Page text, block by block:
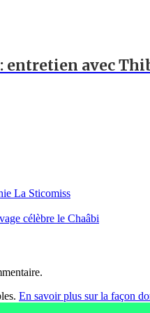
entretien avec
La Sticomiss
célèbre le Chaâbi
En savoir plus sur la façon